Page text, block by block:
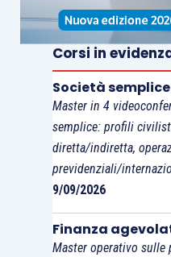
Corsi in
Società semplice
Master in 4
semplice: profili
diretta/indiretta,
previdenziali/
9/09/2026
Finanza
Master operativo sulle